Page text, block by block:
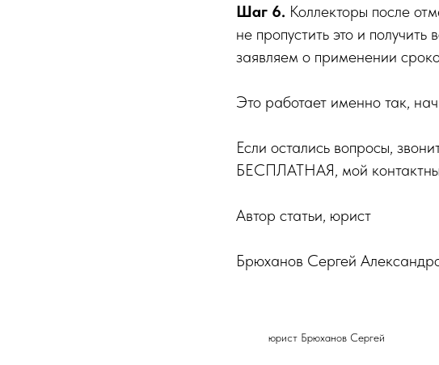
Шаг 6. Коллекторы после
не пропустить это и
заявляем о применении
Это работает именно так,
Если остались вопросы,
БЕСПЛАТНАЯ, мой
Автор статьи, юрист
Брюханов Сергей
юрист Брюханов Сергей